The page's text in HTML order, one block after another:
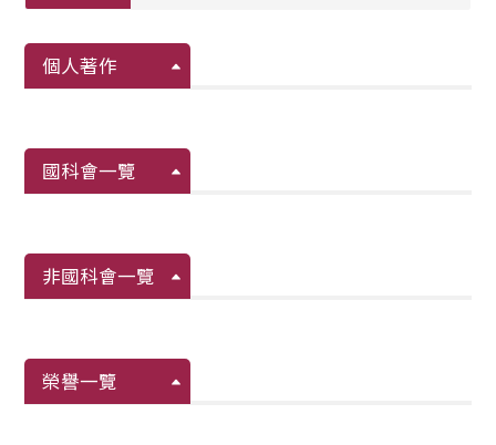
個人著作
國科會一覽
非國科會一覽
榮譽一覽